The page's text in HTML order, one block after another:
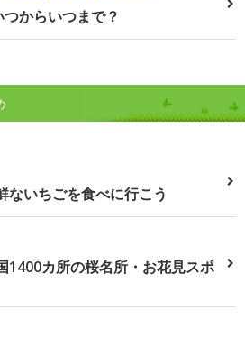
からいつまで？
ないちごを食べに行こう
1400カ所の桜名所・お花見スポ